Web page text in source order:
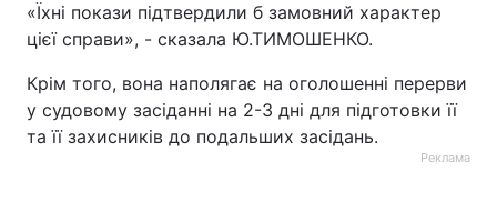
«Їхні покази підтвердили б замовний характер
цієї справи», - сказала Ю.ТИМОШЕНКО.
Крім того, вона наполягає на оголошенні перерви
у судовому засіданні на 2-3 дні для підготовки її
та її захисників до подальших засідань.
Реклама